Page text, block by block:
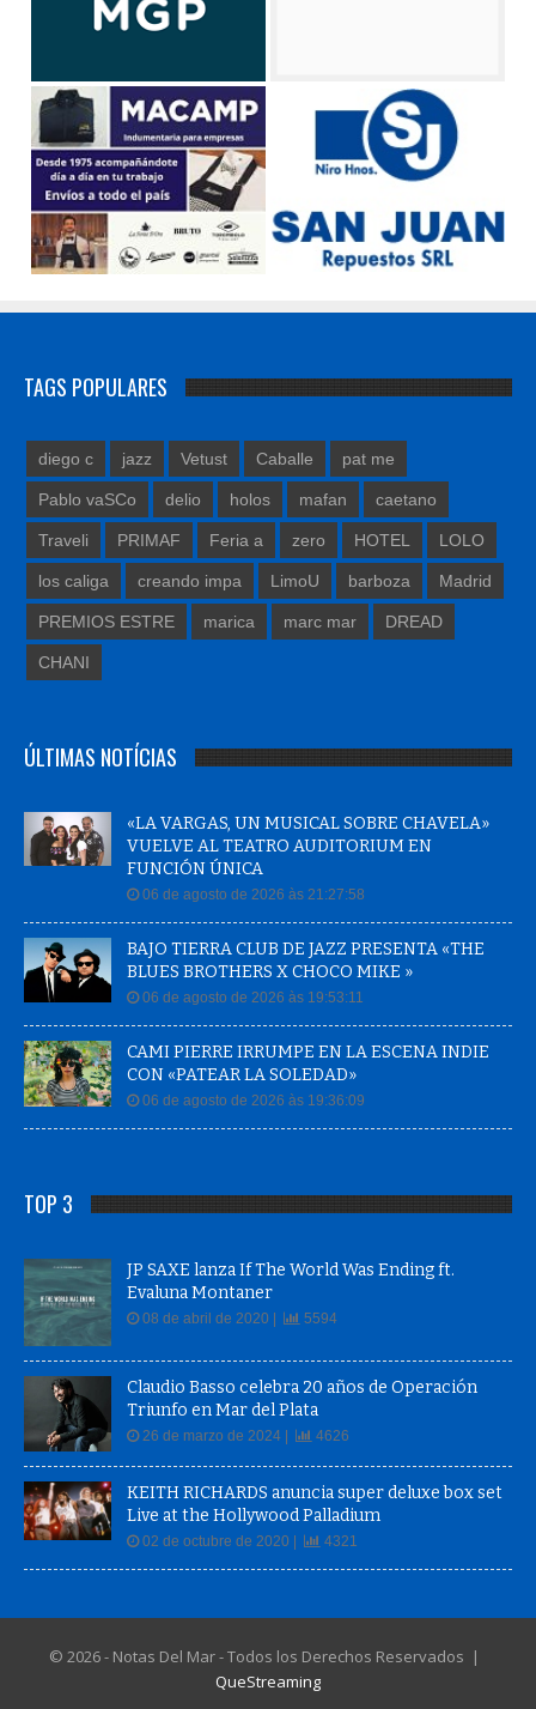
TAGS POPULARES
diego c jazz Vetust Caballe pat me
Pablo vaSCo delio holos mafan caetano
Traveli PRIMAF Feria a zero HOTEL LOLO
los caliga creando impa LimoU barboza Madrid
PREMIOS ESTRE marica marc mar DREAD
CHANI
ÚLTIMAS NOTÍCIAS
«LA VARGAS, UN MUSICAL SOBRE CHAVELA»
VUELVE AL TEATRO AUDITORIUM EN
FUNCIÓN ÚNICA
06 de agosto de 2026 às 21:27:58
BAJO TIERRA CLUB DE JAZZ PRESENTA «THE
BLUES BROTHERS X CHOCO MIKE »
06 de agosto de 2026 às 19:53:11
CAMI PIERRE IRRUMPE EN LA ESCENA INDIE
CON «PATEAR LA SOLEDAD»
06 de agosto de 2026 às 19:36:09
TOP 3
JP SAXE lanza If The World Was Ending ft.
Evaluna Montaner
08 de abril de 2020 | 5594
Claudio Basso celebra 20 años de Operación
Triunfo en Mar del Plata
26 de marzo de 2024 | 4626
KEITH RICHARDS anuncia super deluxe box set
Live at the Hollywood Palladium
02 de octubre de 2020 | 4321
© 2026 - Notas Del Mar - Todos los Derechos Reservados |
QueStreaming